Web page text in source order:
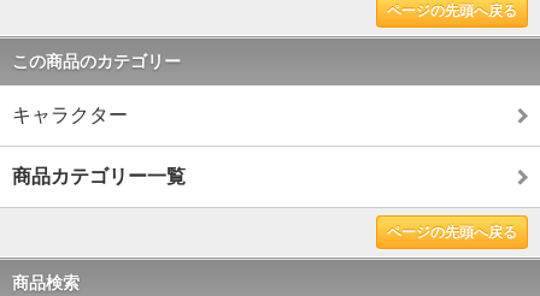
ページの先頭へ戻る
この商品のカテゴリー
キャラクター
商品カテゴリー一覧
ページの先頭へ戻る
商品検索